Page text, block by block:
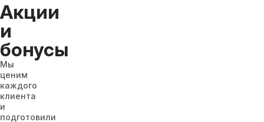
Акции
и
бонусы
Мы
ценим
каждого
клиента
и
подготовили